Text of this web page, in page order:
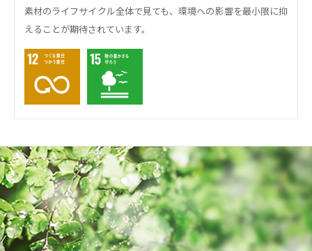
素材のライフサイクル全体で見ても、環境への影響を最小限に抑
えることが期待されています。